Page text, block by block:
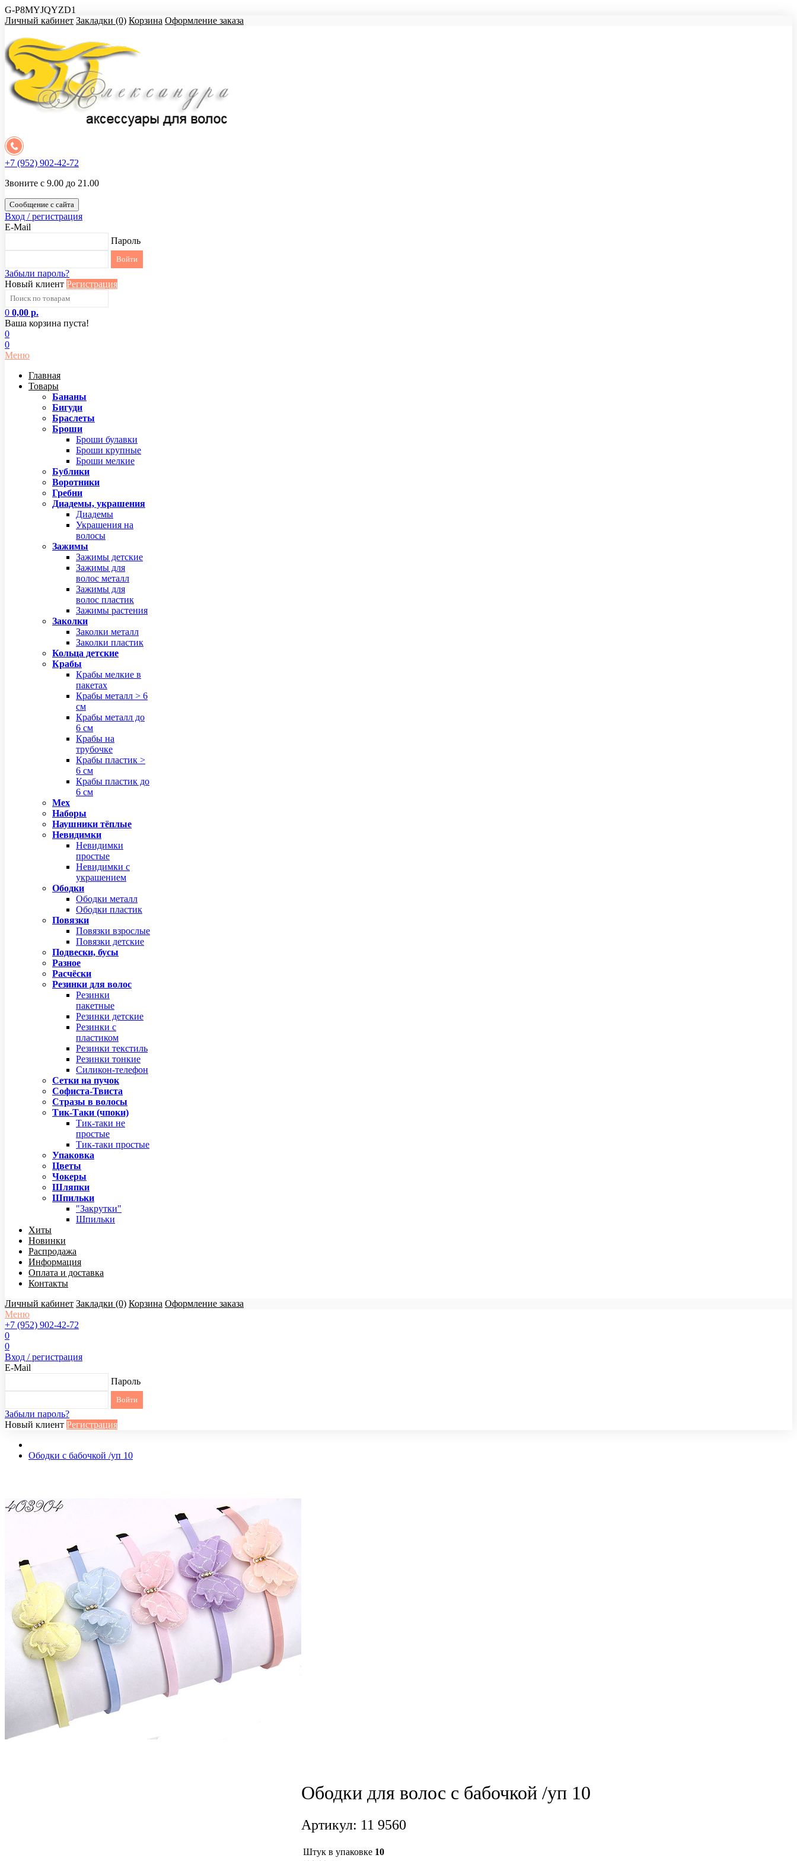
G-P8MYJQYZD1
Личный кабинет Закладки (0) Корзина Оформление заказа
+7 (952) 902-42-72
Звоните с 9.00 до 21.00
Сообщение с сайта
Вход / регистрация
E-Mail
Пароль
Забыли пароль?
Новый клиент Регистрация
0 0,00 р.
Ваша корзина пуста!
0
0
Меню
Главная
Товары
Бананы
Бигуди
Браслеты
Броши
Броши булавки
Броши крупные
Броши мелкие
Бублики
Воротники
Гребни
Диадемы, украшения
Диадемы
Украшения на
волосы
Зажимы
Зажимы детские
Зажимы для
волос металл
Зажимы для
волос пластик
Зажимы растения
Заколки
Заколки металл
Заколки пластик
Кольца детские
Крабы
Крабы мелкие в
пакетах
Крабы металл > 6
см
Крабы металл до
6 см
Крабы на
трубочке
Крабы пластик >
6 см
Крабы пластик до
6 см
Мех
Наборы
Наушники тёплые
Невидимки
Невидимки
простые
Невидимки с
украшением
Ободки
Ободки металл
Ободки пластик
Повязки
Повязки взрослые
Повязки детские
Подвески, бусы
Разное
Расчёски
Резинки для волос
Резинки
пакетные
Резинки детские
Резинки с
пластиком
Резинки текстиль
Резинки тонкие
Силикон-телефон
Сетки на пучок
Софиста-Твиста
Стразы в волосы
Тик-Таки (чпоки)
Тик-таки не
простые
Тик-таки простые
Упаковка
Цветы
Чокеры
Шляпки
Шпильки
"Закрутки"
Шпильки
Хиты
Новинки
Распродажа
Информация
Оплата и доставка
Контакты
Личный кабинет Закладки (0) Корзина Оформление заказа
Меню
+7 (952) 902-42-72
0
0
Вход / регистрация
E-Mail
Пароль
Забыли пароль?
Новый клиент Регистрация
Ободки с бабочкой /уп 10
Ободки для волос с бабочкой /уп 10
Артикул: 11 9560
Штук в упаковке 10